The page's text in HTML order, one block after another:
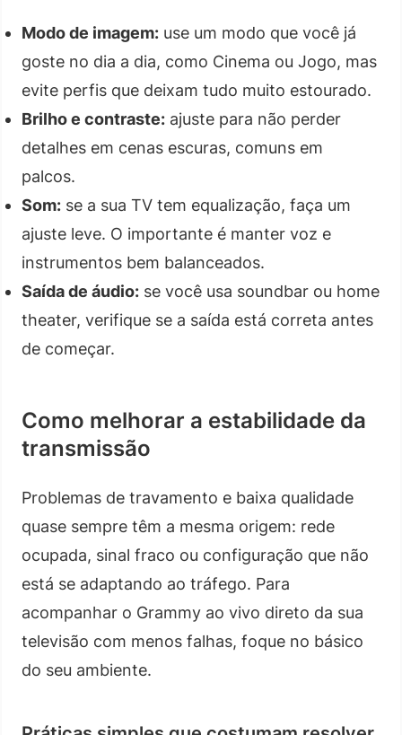
Modo de imagem: use um modo que você já
goste no dia a dia, como Cinema ou Jogo, mas
evite perfis que deixam tudo muito estourado.
Brilho e contraste: ajuste para não perder
detalhes em cenas escuras, comuns em
palcos.
Som: se a sua TV tem equalização, faça um
ajuste leve. O importante é manter voz e
instrumentos bem balanceados.
Saída de áudio: se você usa soundbar ou home
theater, verifique se a saída está correta antes
de começar.
Como melhorar a estabilidade da
transmissão
Problemas de travamento e baixa qualidade
quase sempre têm a mesma origem: rede
ocupada, sinal fraco ou configuração que não
está se adaptando ao tráfego. Para
acompanhar o Grammy ao vivo direto da sua
televisão com menos falhas, foque no básico
do seu ambiente.